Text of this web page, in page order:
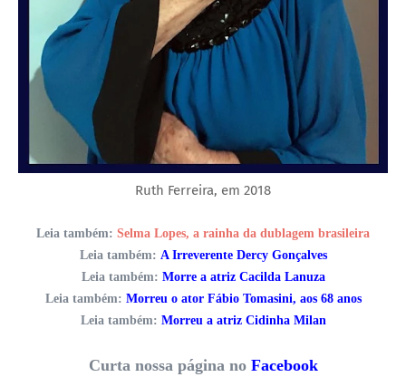
Ruth Ferreira, em 2018
Leia também: Selma Lopes, a rainha da dublagem brasileira
Leia também: A Irreverente Dercy Gonçalves
Leia também: Morre a atriz Cacilda Lanuza
Leia também: Morreu o ator Fábio Tomasini, aos 68 anos
Leia também: Morreu a atriz Cidinha Milan
Curta nossa página no Facebook